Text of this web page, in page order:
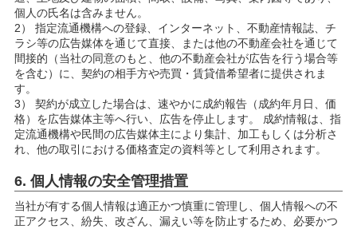
個人の氏名は含みません。
2） 指定流通機構への登録、インターネット、不動産情報誌、チ
ラシ等の広告媒体を通じて直接、または他の不動産会社を通じて
間接的（当社の同意のもと、他の不動産会社が広告を行う場合等
を含む）に、契約の相手方や売買・賃貸借希望者に提供されま
す。
3） 契約が成立した場合は、速やかに成約報告（成約年月日、価
格）を広告媒体主等へ行い、広告を停止します。 成約情報は、指
定流通機構や民間の広告媒体主により集計、加工もしくは分析さ
れ、他の取引における価格査定の資料等として利用されます。
6. 個人情報の安全管理措置
当社が有する個人情報は適正かつ慎重に管理し、個人情報への不
正アクセス、紛失、改ざん、漏えい等を防止するため、必要かつ